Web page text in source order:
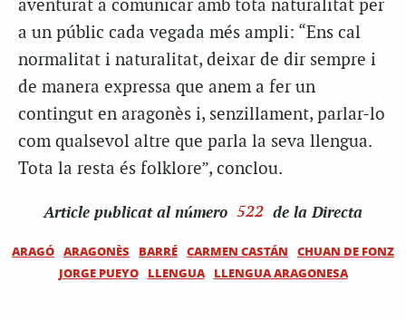
aventurat a comunicar amb tota naturalitat per
a un públic cada vegada més ampli: “Ens cal
normalitat i naturalitat, deixar de dir sempre i
de manera expressa que anem a fer un
contingut en aragonès i, senzillament, parlar-lo
com qualsevol altre que parla la seva llengua.
Tota la resta és folklore”, conclou.
Article publicat al número 522 de la Directa
ARAGÓ ARAGONÈS BARRÉ CARMEN CASTÁN
CHUAN DE FONZ
JORGE PUEYO
LLENGUA LLENGUA ARAGONESA